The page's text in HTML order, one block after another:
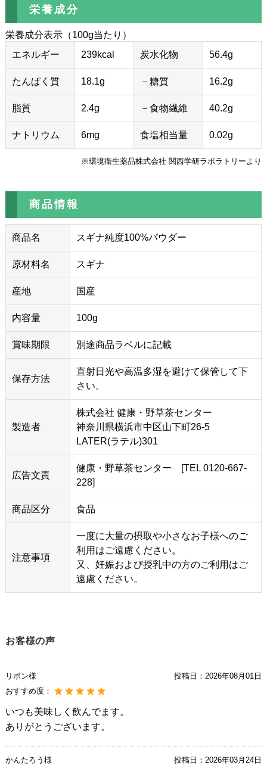
栄養成分
栄養成分表示（100g当たり）
エネルギー
239kcal 炭水化物 56.4g
たんぱく質 18.1g －糖質 16.2g
脂質 2.4g －食物繊維 40.2g
ナトリウム 6mg 食塩相当量 0.02g
※環境衛生薬品株式会社 関西学研ラボラトリーより
商品情報
商品名 スギナ純度100%パウダー
原材料名 スギナ
産地 国産
内容量 100g
賞味期限 別途商品ラベルに記載
保存方法
直射日光や高温多湿を避けて保管して下
さい。
製造者
株式会社 健康・野草茶センター
神奈川県横浜市中区山下町26-5
LATER(ラテル)301
広告文責
健康・野草茶センター [TEL 0120-667-
228]
商品区分 食品
注意事項
一度に大量の摂取や小さなお子様へのご
利用はご遠慮ください。
又、妊娠および授乳中の方のご利用はご
遠慮ください。
お客様の声
リボン様 投稿日： 2026年08月01日
おすすめ度：
いつも美味しく飲んでます。
ありがとうございます。
かんたろう様 投稿日： 2026年03月24日